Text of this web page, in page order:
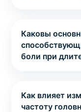
Каковы
боли при
Как влияет
частоту